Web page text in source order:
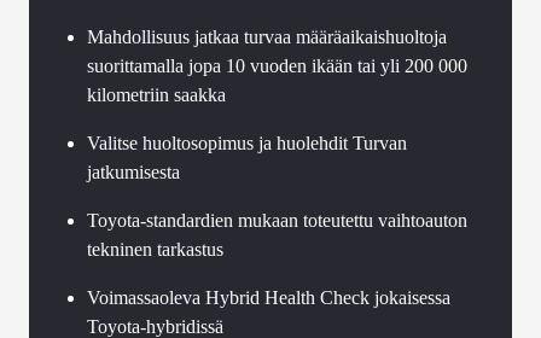
Mahdollisuus jatkaa turvaa määräaikaishuoltoja
suorittamalla jopa 10 vuoden ikään tai yli 200 000
kilometriin saakka
Valitse huoltosopimus ja huolehdit Turvan
jatkumisesta
Toyota-standardien mukaan toteutettu vaihtoauton
tekninen tarkastus
Voimassaoleva Hybrid Health Check jokaisessa
Toyota-hybridissä